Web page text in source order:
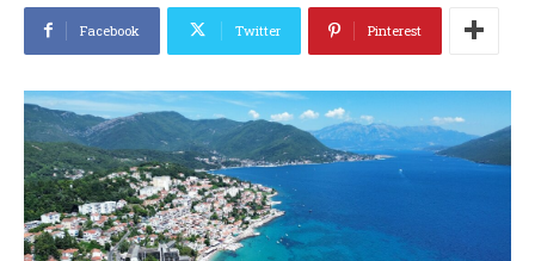
Facebook Twitter Pinterest